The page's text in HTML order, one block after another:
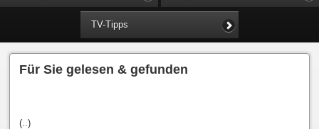
TV-Tipps
Für Sie gelesen & gefunden
(..)